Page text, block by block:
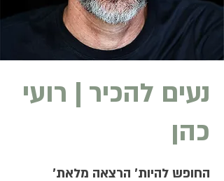
נעים להכיר | רועי
כהן
'החופש להיות' הרצאה מלאת